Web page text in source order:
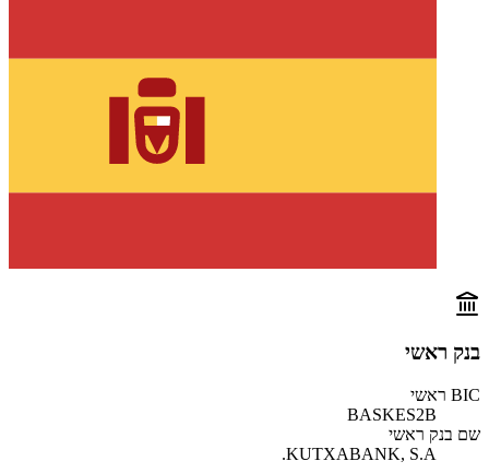
בנק ראשי
BIC ראשי
BASKES2B
שם בנק ראשי
KUTXABANK, S.A.